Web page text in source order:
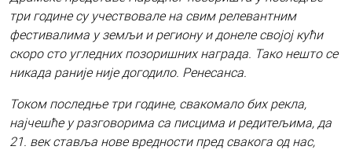
три године су учествовале на свим релевантним
фестивалима у земљи и региону и донеле својој кући
скоро сто угледних позоришних награда. Тако нешто се
никада раније није догодило. Ренесанса.
Током последње три године, свакомало бих рекла,
најчешће у разговорима са писцима и редитељима, да
21. век ставља нове вредности пред свакога од нас,